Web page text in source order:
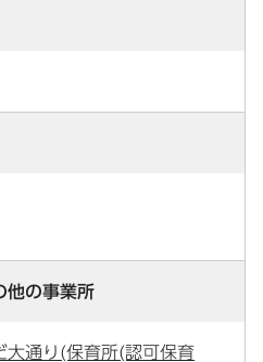
他の事業所
大通り(保育所(認可保育